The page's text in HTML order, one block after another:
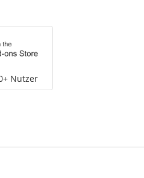
Nutzer